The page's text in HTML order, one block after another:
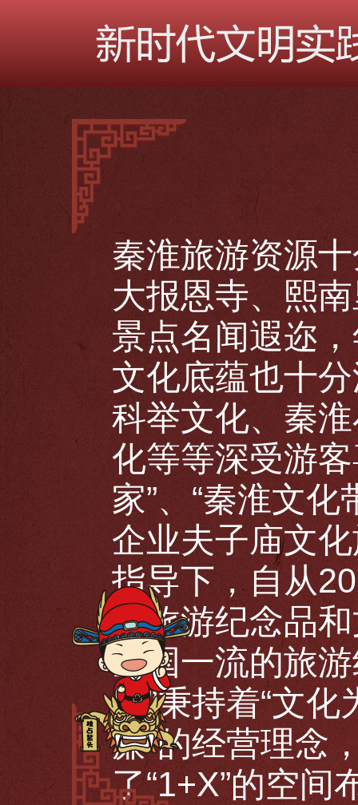
秦淮旅游资源
大报恩寺、熙
景点名闻遐迩
文化底蕴也十
科举文化、秦
化等等深受游
家”、“秦淮文
企业夫子庙文
指导下，自从
的旅游纪念品
全国一流的旅
物”秉持着“文
廉”的经营理念
了“1+X”的空间